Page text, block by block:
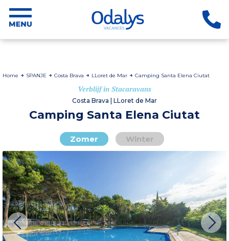
Home SPANJE Costa Brava LLoret de Mar Camping Santa Elena Ciutat
Verblijf in Stacaravans
Costa Brava | LLoret de Mar
Camping Santa Elena Ciutat
Zomer Winter